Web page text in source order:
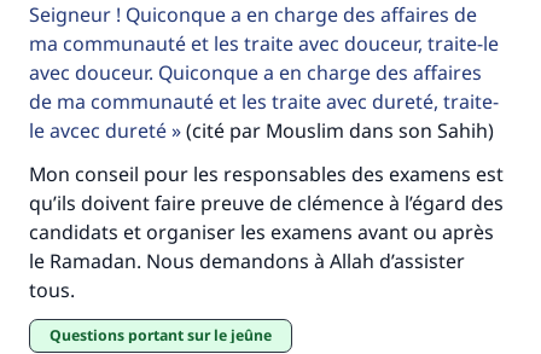
Seigneur ! Quiconque a en charge des affaires de
ma communauté et les traite avec douceur, traite-le
avec douceur. Quiconque a en charge des affaires
de ma communauté et les traite avec dureté, traite-
le avcec dureté
(cité par Mouslim dans son Sahih)
Mon conseil pour les responsables des examens est
qu’ils doivent faire preuve de clémence à l’égard des
candidats et organiser les examens avant ou après
le Ramadan. Nous demandons à Allah d’assister
tous.
Questions portant sur le jeûne
contribution
Aidez nous à apporter des réponses.
Le Messager d'Allah (Paix sur lui) a dit:
"Celui qui indique une bonne action obtient la
même récompense que celui qui le fait."
(MOUSLIM 1893)